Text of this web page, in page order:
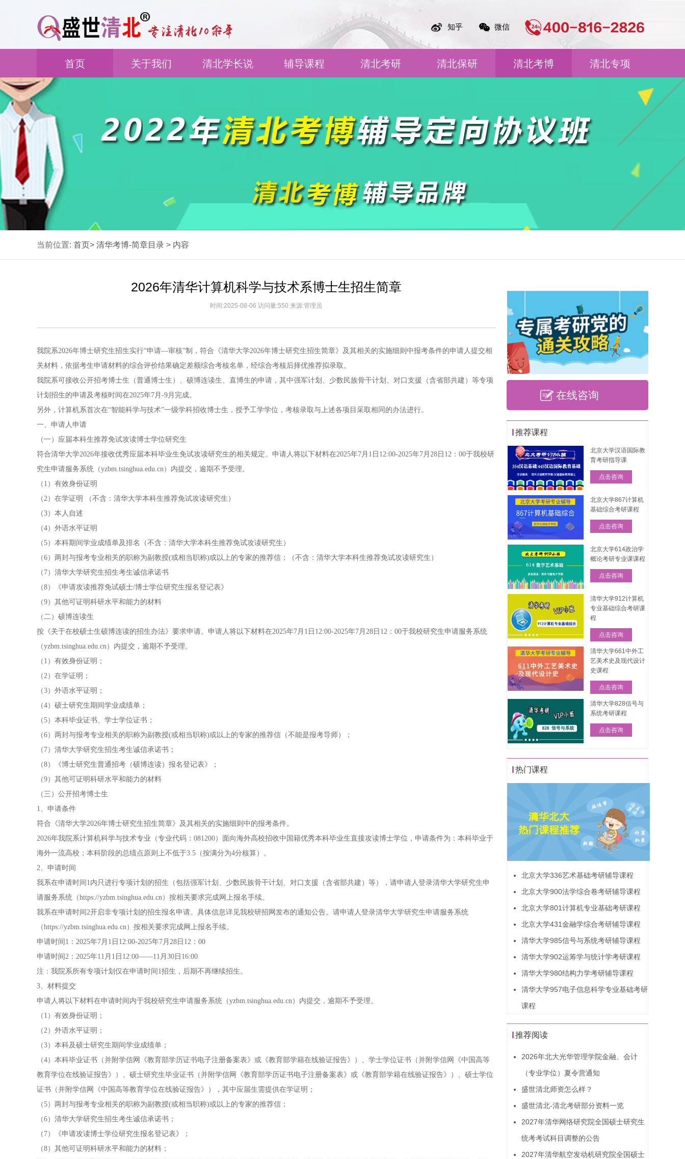
知乎 微信
首页 关于我们 清北学长说 辅导课程 清北考研 清北保研 清北考博 清北专项
当前位置: 首页> 清华考博-简章目录 > 内容
2026年清华计算机科学与技术系博士生招生简章
时间:2025-08-06 访问量:550 来源:管理员
我院系2026年博士研究生招生实行“申请―审核”制，符合《清华大学2026年博士研究生招生简章》及其相关的实施细则中报考条件的申请人提交相
关材料，依据考生申请材料的综合评价结果确定差额综合考核名单，经综合考核后择优推荐拟录取。
我院系可接收公开招考博士生（普通博士生）、硕博连读生、直博生的申请，其中强军计划、少数民族骨干计划、对口支援（含省部共建）等专项
计划招生的申请及考核时间在2025年7月-9月完成。
另外，计算机系首次在“智能科学与技术”一级学科招收博士生，授予工学学位，考核录取与上述各项目采取相同的办法进行。
一、申请人申请
（一）应届本科生推荐免试攻读博士学位研究生
符合清华大学2026年接收优秀应届本科毕业生免试攻读研究生的相关规定。申请人将以下材料在2025年7月1日12:00-2025年7月28日12：00于我校研
究生申请服务系统（yzbm.tsinghua.edu.cn）内提交，逾期不予受理。
（1）有效身份证明
（2）在学证明 （不含：清华大学本科生推荐免试攻读研究生）
（3）本人自述
（4）外语水平证明
（5）本科期间学业成绩单及排名（不含：清华大学本科生推荐免试攻读研究生）
（6）两封与报考专业相关的职称为副教授(或相当职称)或以上的专家的推荐信；（不含：清华大学本科生推荐免试攻读研究生）
（7）清华大学研究生招生考生诚信承诺书
（8）《申请攻读推荐免试硕士/博士学位研究生报名登记表》
（9）其他可证明科研水平和能力的材料
（二）硕博连读生
按《关于在校硕士生硕博连读的招生办法》要求申请。申请人将以下材料在2025年7月1日12:00-2025年7月28日12：00于我校研究生申请服务系统
（yzbm.tsinghua.edu.cn）内提交，逾期不予受理。
（1）有效身份证明；
（2）在学证明；
（3）外语水平证明；
（4）硕士研究生期间学业成绩单；
（5）本科毕业证书、学士学位证书；
（6）两封与报考专业相关的职称为副教授(或相当职称)或以上的专家的推荐信（不能是报考导师）；
（7）清华大学研究生招生考生诚信承诺书；
（8）《博士研究生普通招考（硕博连读）报名登记表》；
（9）其他可证明科研水平和能力的材料
（三）公开招考博士生
1、申请条件
符合《清华大学2026年博士研究生招生简章》及其相关的实施细则中的报考条件。
2026年我院系计算机科学与技术专业（专业代码：081200）面向海外高校招收中国籍优秀本科毕业生直接攻读博士学位，申请条件为：本科毕业于
海外一流高校；本科阶段的总绩点原则上不低于3.5（按满分为4分核算）。
2、申请时间
我系在申请时间1内只进行专项计划的招生（包括强军计划、少数民族骨干计划、对口支援（含省部共建）等），请申请人登录清华大学研究生申
请服务系统（https://yzbm.tsinghua.edu.cn）按相关要求完成网上报名手续。
我系在申请时间2开启非专项计划的招生报名申请。具体信息详见我校研招网发布的通知公告。请申请人登录清华大学研究生申请服务系统
（https://yzbm.tsinghua.edu.cn）按相关要求完成网上报名手续。
申请时间1：2025年7月1日12:00-2025年7月28日12：00
申请时间2：2025年11月1日12:00——11月30日16:00
注：我院系所有专项计划仅在申请时间1招生，后期不再继续招生。
3、材料提交
申请人将以下材料在申请时间内于我校研究生申请服务系统（yzbm.tsinghua.edu.cn）内提交，逾期不予受理。
（1）有效身份证明；
（2）外语水平证明；
（3）本科及硕士研究生期间学业成绩单；
（4）本科毕业证书（并附学信网《教育部学历证书电子注册备案表》或《教育部学籍在线验证报告》）、学士学位证书（并附学信网《中国高等
教育学位在线验证报告》）、硕士研究生毕业证书（并附学信网《教育部学历证书电子注册备案表》或《教育部学籍在线验证报告》）、硕士学位
证书（并附学信网《中国高等教育学位在线验证报告》），其中应届生需提供在学证明；
（5）两封与报考专业相关的职称为副教授(或相当职称)或以上的专家的推荐信；
（6）清华大学研究生招生考生诚信承诺书；
（7）《申请攻读博士学位研究生报名登记表》；
（8）其他可证明科研水平和能力的材料；
在线咨询
推荐课程
北京大学汉语国际教
育考研指导课
点击咨询
北京大学867计算机
基础综合考研课程
点击咨询
北京大学614政治学
概论考研专业课课程
点击咨询
清华大学912计算机
专业基础综合考研课
程
点击咨询
清华大学661中外工
艺美术史及现代设计
史课程
点击咨询
清华大学828信号与
系统考研课程
点击咨询
热门课程
北京大学336艺术基础考研辅导课程
北京大学900法学综合卷考研辅导课程
北京大学801计算机专业基础考研课程
北京大学431金融学综合考研辅导课程
清华大学985信号与系统考研辅导课程
清华大学902运筹学与统计学考研课程
清华大学980结构力学考研辅导课程
清华大学957电子信息科学专业基础考研
课程
推荐阅读
2026年北大光华管理学院金融、会计
（专业学位）夏令营通知
盛世清北师资怎么样？
盛世清北-清北考研部分资料一览
2027年清华网络研究院全国硕士研究生
统考考试科目调整的公告
2027年清华航空发动机研究院全国硕士